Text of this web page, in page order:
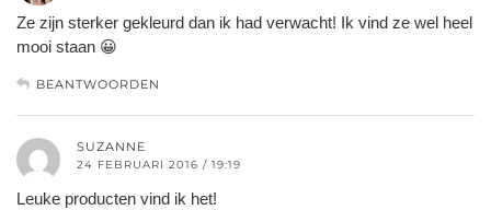
Ze zijn sterker gekleurd dan ik had verwacht! Ik vind ze wel heel
mooi staan 😀
BEANTWOORDEN
SUZANNE
24 FEBRUARI 2016 / 19:19
Leuke producten vind ik het!